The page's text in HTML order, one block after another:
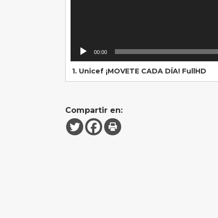
00:00
1. Unicef ¡MOVETE CADA DÍA! FullHD
Compartir en: